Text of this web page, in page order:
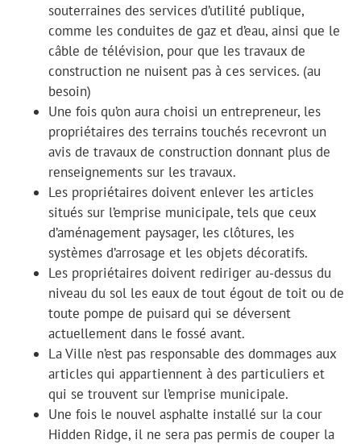
souterraines des services d’utilité publique,
comme les conduites de gaz et d’eau, ainsi que le
câble de télévision, pour que les travaux de
construction ne nuisent pas à ces services. (au
besoin)
Une fois qu’on aura choisi un entrepreneur, les
propriétaires des terrains touchés recevront un
avis de travaux de construction donnant plus de
renseignements sur les travaux.
Les propriétaires doivent enlever les articles
situés sur l’emprise municipale, tels que ceux
d’aménagement paysager, les clôtures, les
systèmes d’arrosage et les objets décoratifs.
Les propriétaires doivent rediriger au-dessus du
niveau du sol les eaux de tout égout de toit ou de
toute pompe de puisard qui se déversent
actuellement dans le fossé avant.
La Ville n’est pas responsable des dommages aux
articles qui appartiennent à des particuliers et
qui se trouvent sur l’emprise municipale.
Une fois le nouvel asphalte installé sur la cour
Hidden Ridge, il ne sera pas permis de couper la